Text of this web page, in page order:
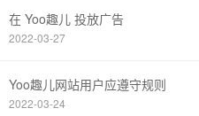
在 Yoo趣儿 投放广告
2022-03-27
Yoo趣儿网站用户应遵守规则
2022-03-24